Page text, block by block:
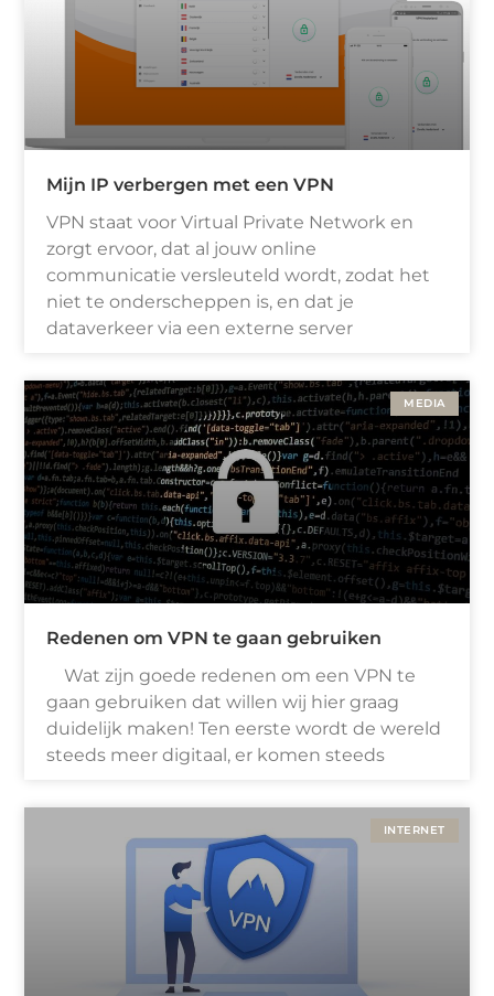
Mijn IP verbergen met een VPN
VPN staat voor Virtual Private Network en
zorgt ervoor, dat al jouw online
communicatie versleuteld wordt, zodat het
niet te onderscheppen is, en dat je
dataverkeer via een externe server
MEDIA
Redenen om VPN te gaan gebruiken
Wat zijn goede redenen om een VPN te
gaan gebruiken dat willen wij hier graag
duidelijk maken! Ten eerste wordt de wereld
steeds meer digitaal, er komen steeds
INTERNET